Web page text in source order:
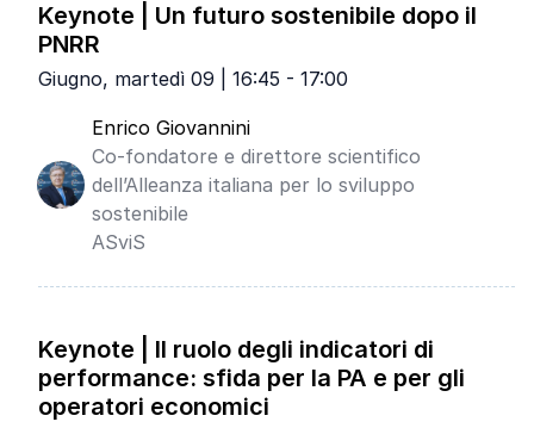
Keynote | Un futuro sostenibile dopo il
PNRR
Giugno, martedì 09 | 16:45 - 17:00
Enrico Giovannini
Co-fondatore e direttore scientifico
dell’Alleanza italiana per lo sviluppo
sostenibile
ASviS
Keynote | Il ruolo degli indicatori di
performance: sfida per la PA e per gli
operatori economici